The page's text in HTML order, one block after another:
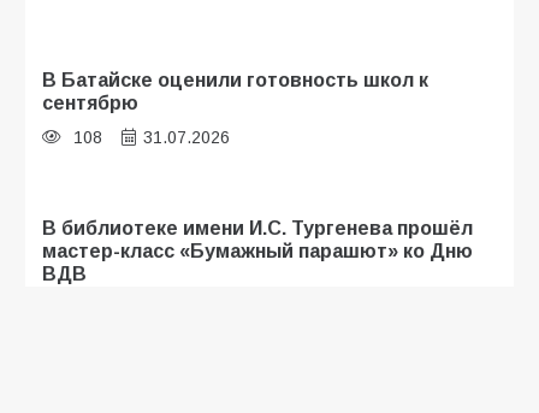
В Батайске оценили готовность школ к
сентябрю
108 31.07.2026
В библиотеке имени И.С. Тургенева прошёл
мастер-класс «Бумажный парашют» ко Дню
ВДВ